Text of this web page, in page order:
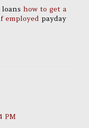
how to get a
employed payday
PM